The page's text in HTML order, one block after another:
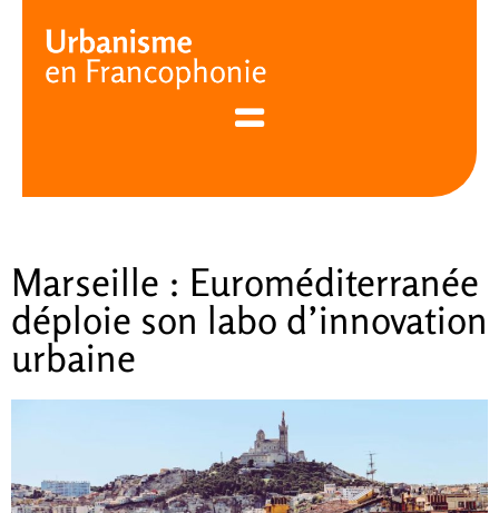
Marseille : Euroméditerranée
déploie son labo d’innovation
urbaine